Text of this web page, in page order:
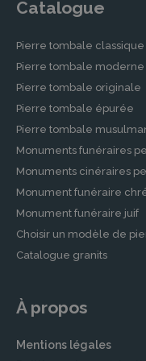
Contrats de
Pour ceux
soulager
proposent des
obsèques . Ces
à l’avance les
fixer
Démarches
Face à la perte
insurmontables.
dans ces
Catalogue
Pierre tombale classique
Pierre tombale moderne
Pierre tombale originale
Pierre tombale épurée
Pierre tombale
Monuments funéraires
Monuments cinéraires
Monument funéraire
Monument funéraire juif
Choisir un modèle de
Catalogue granits
À propos
Mentions légales